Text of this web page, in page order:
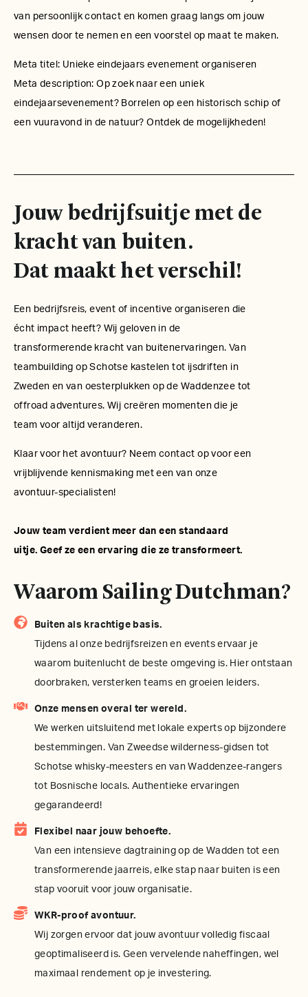
van persoonlijk contact en komen graag langs om jouw
wensen door te nemen en een voorstel op maat te maken.
Meta titel: Unieke eindejaars evenement organiseren
Meta description: Op zoek naar een uniek
eindejaarsevenement? Borrelen op een historisch schip of
een vuuravond in de natuur? Ontdek de mogelijkheden!
Jouw bedrijfsuitje met de
kracht van buiten.
Dat maakt het verschil!
Een bedrijfsreis, event of incentive organiseren die
écht impact heeft? Wij geloven in de
transformerende kracht van buitenervaringen. Van
teambuilding op Schotse kastelen tot ijsdriften in
Zweden en van oesterplukken op de Waddenzee tot
offroad adventures. Wij creëren momenten die je
team voor altijd veranderen.
Klaar voor het avontuur? Neem contact op voor een
vrijblijvende kennismaking met een van onze
avontuur-specialisten!
Jouw team verdient meer dan een standaard
uitje. Geef ze een ervaring die ze transformeert.
Waarom Sailing Dutchman?
Buiten als krachtige basis.
Tijdens al onze bedrijfsreizen en events ervaar je
waarom buitenlucht de beste omgeving is. Hier ontstaan
doorbraken, versterken teams en groeien leiders.
Onze mensen overal ter wereld.
We werken uitsluitend met lokale experts op bijzondere
bestemmingen. Van Zweedse wilderness-gidsen tot
Schotse whisky-meesters en van Waddenzee-rangers
tot Bosnische locals. Authentieke ervaringen
gegarandeerd!
Flexibel naar jouw behoefte.
Van een intensieve dagtraining op de Wadden tot een
transformerende jaarreis, elke stap naar buiten is een
stap vooruit voor jouw organisatie.
WKR-proof avontuur.
Wij zorgen ervoor dat jouw avontuur volledig fiscaal
geoptimaliseerd is. Geen vervelende naheffingen, wel
maximaal rendement op je investering.